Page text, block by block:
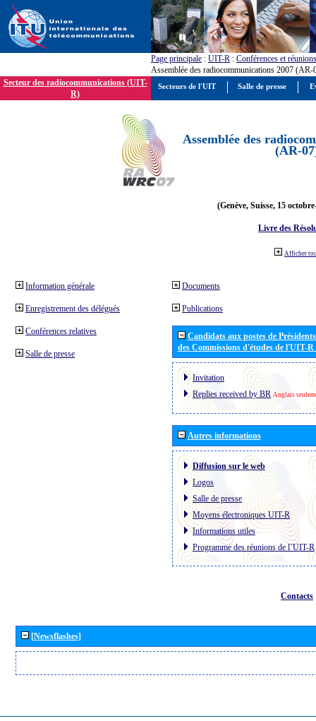
Page principale : UIT-R : Conférences et réunions
Assemblée des radiocommunications 2007 (AR-
Secteur des radiocommunications (UIT-
R)
Assemblée des
(AR-
(Genève, Suisse, 15
Livre des
Afficher
Information générale
Enregistrement des délégués
Conférences relatives
Salle de presse
Documents
Publications
Candidats aux postes de
des Commissions d'études de l'UIT-
Invitation
Replies received by BR Anglais
Autres informations
Diffusion sur le web
Logos
Salle de presse
Moyens électroniques UIT-R
Informations utiles
Programme des réunions de l´UIT-R
Contacts
[Newsflashes]
Secteurs de l'UIT Salle de presse